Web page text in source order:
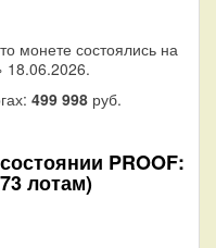
монете состоялись на
18.06.2026.
499 998руб.
PROOF:
лотам)